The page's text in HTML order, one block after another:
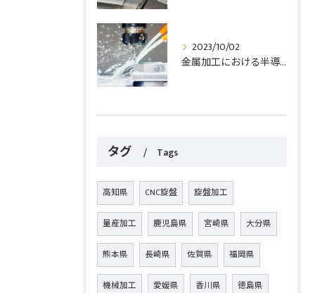
2023/10/02
金属加工における半導体部品の重要性と効果的な加工方法とは？
タグ Tags
高知県 CNC旋盤 旋盤加工
量産加工 鹿児島県 宮崎県 大分県
熊本県 長崎県 佐賀県 福岡県
機械加工 愛媛県 香川県 徳島県